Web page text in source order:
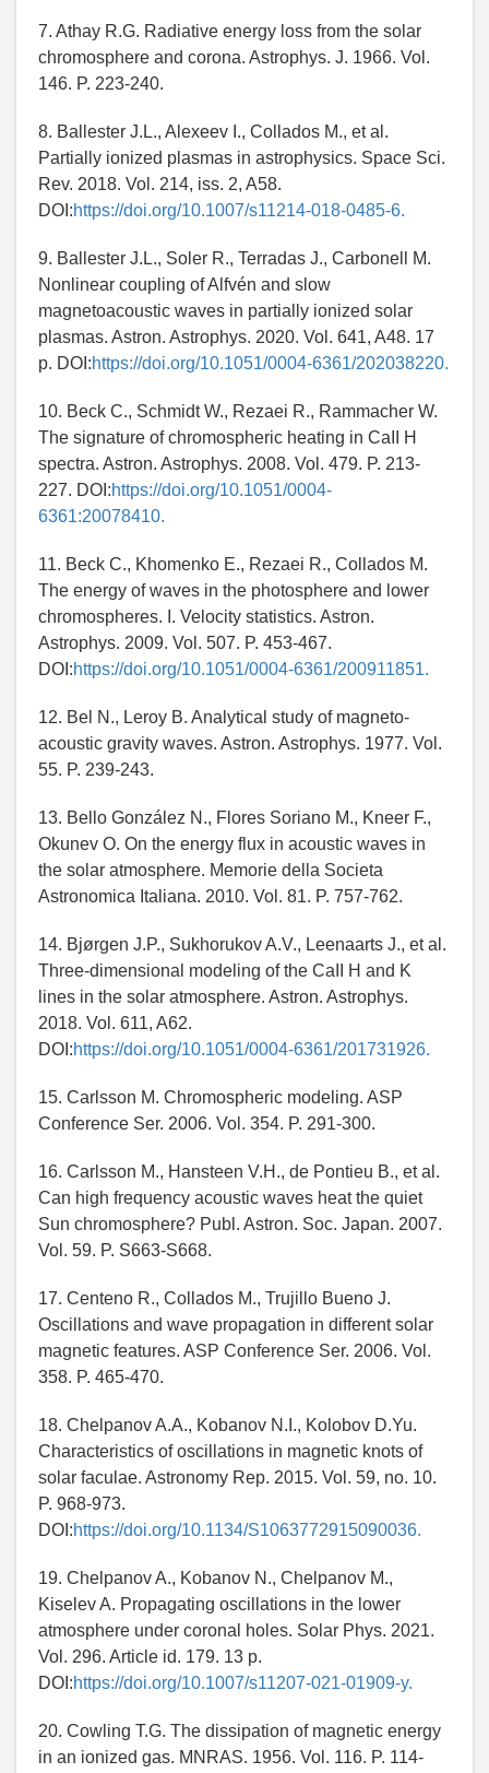
7. Athay R.G. Radiative energy loss from the solar
chromosphere and corona. Astrophys. J. 1966. Vol.
146. P. 223-240.
8. Ballester J.L., Alexeev I., Collados M., et al.
Partially ionized plasmas in astrophysics. Space Sci.
Rev. 2018. Vol. 214, iss. 2, A58.
DOI:https://doi.org/10.1007/s11214-018-0485-6.
9. Ballester J.L., Soler R., Terradas J., Carbonell M.
Nonlinear coupling of Alfvén and slow
magnetoacoustic waves in partially ionized solar
plasmas. Astron. Astrophys. 2020. Vol. 641, A48. 17
p. DOI:https://doi.org/10.1051/0004-6361/202038220.
10. Beck C., Schmidt W., Rezaei R., Rammacher W.
The signature of chromospheric heating in CaII H
spectra. Astron. Astrophys. 2008. Vol. 479. P. 213-
227. DOI:https://doi.org/10.1051/0004-
6361:20078410.
11. Beck C., Khomenko E., Rezaei R., Collados M.
The energy of waves in the photosphere and lower
chromospheres. I. Velocity statistics. Astron.
Astrophys. 2009. Vol. 507. P. 453-467.
DOI:https://doi.org/10.1051/0004-6361/200911851.
12. Bel N., Leroy B. Analytical study of magneto-
acoustic gravity waves. Astron. Astrophys. 1977. Vol.
55. P. 239-243.
13. Bello González N., Flores Soriano M., Kneer F.,
Okunev O. On the energy flux in acoustic waves in
the solar atmosphere. Memorie della Societa
Astronomica Italiana. 2010. Vol. 81. P. 757-762.
14. Bjørgen J.P., Sukhorukov A.V., Leenaarts J., et al.
Three-dimensional modeling of the CaII H and K
lines in the solar atmosphere. Astron. Astrophys.
2018. Vol. 611, A62.
DOI:https://doi.org/10.1051/0004-6361/201731926.
15. Carlsson M. Chromospheric modeling. ASP
Conference Ser. 2006. Vol. 354. P. 291-300.
16. Carlsson M., Hansteen V.H., de Pontieu B., et al.
Can high frequency acoustic waves heat the quiet
Sun chromosphere? Publ. Astron. Soc. Japan. 2007.
Vol. 59. P. S663-S668.
17. Centeno R., Collados M., Trujillo Bueno J.
Oscillations and wave propagation in different solar
magnetic features. ASP Conference Ser. 2006. Vol.
358. P. 465-470.
18. Chelpanov A.A., Kobanov N.I., Kolobov D.Yu.
Characteristics of oscillations in magnetic knots of
solar faculae. Astronomy Rep. 2015. Vol. 59, no. 10.
P. 968-973.
DOI:https://doi.org/10.1134/S1063772915090036.
19. Chelpanov A., Kobanov N., Chelpanov M.,
Kiselev A. Propagating oscillations in the lower
atmosphere under coronal holes. Solar Phys. 2021.
Vol. 296. Article id. 179. 13 p.
DOI:https://doi.org/10.1007/s11207-021-01909-y.
20. Cowling T.G. The dissipation of magnetic energy
in an ionized gas. MNRAS. 1956. Vol. 116. P. 114-